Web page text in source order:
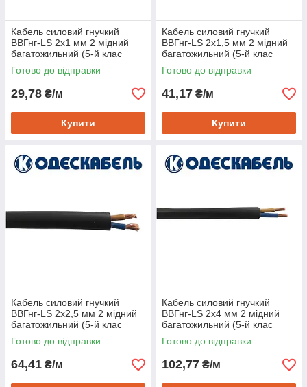
Кабель силовий гнучкий
ВВГнг-LS 2х1 мм 2 мідний
багатожильний (5-й клас
гнучкості), Одескабель
Готово до відправки
29,78 ₴/м
Купити
Кабель силовий гнучкий
ВВГнг-LS 2х1,5 мм 2 мідний
багатожильний (5-й клас
гнучкості), Одескабель
Готово до відправки
41,17 ₴/м
Купити
Кабель силовий гнучкий
ВВГнг-LS 2х2,5 мм 2 мідний
багатожильний (5-й клас
гнучкості), Одескабель
Готово до відправки
64,41 ₴/м
Кабель силовий гнучкий
ВВГнг-LS 2х4 мм 2 мідний
багатожильний (5-й клас
гнучкості), Одескабель
Готово до відправки
102,77 ₴/м